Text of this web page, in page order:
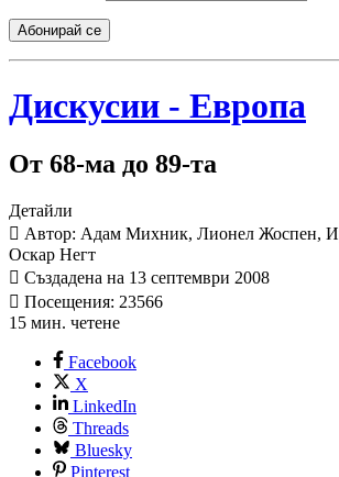
Абонирай се
Дискусии - Европа
От 68-ма до 89-та
Детайли
Автор: Адам Михник, Лионел Жоспен,
Оскар Негт
Създадена на 13 септември 2008
Посещения: 23566
15 мин. четене
Facebook
X
LinkedIn
Threads
Bluesky
Pinterest